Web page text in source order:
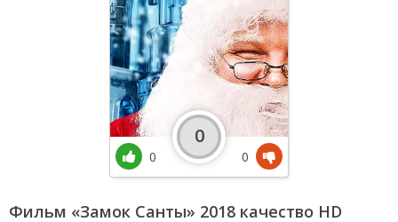
Фильм «Замок Санты» 2018 качество HD
0
0
0